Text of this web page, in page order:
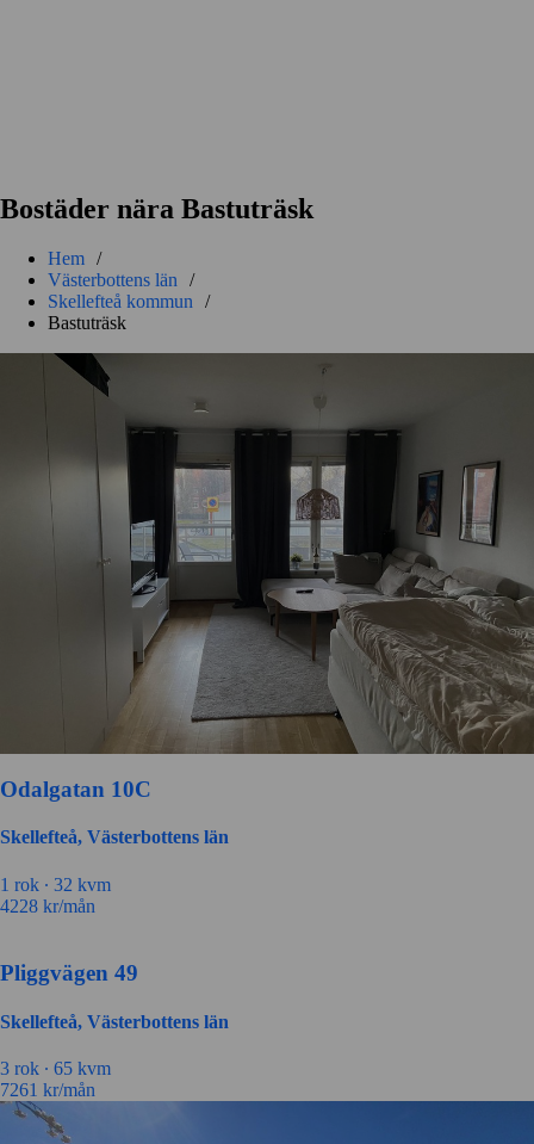
Bostäder nära Bastuträsk
Hem /
Västerbottens län /
Skellefteå kommun /
Bastuträsk
Odalgatan 10C
Skellefteå, Västerbottens län
1 rok ∙ 32 kvm
4228 kr/mån
Pliggvägen 49
Skellefteå, Västerbottens län
3 rok ∙ 65 kvm
7261 kr/mån